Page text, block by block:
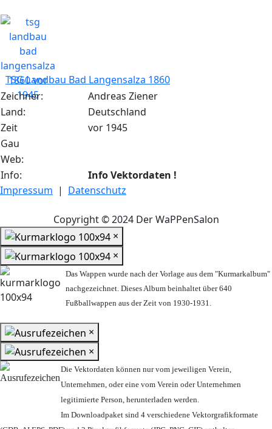
TSG Landbau Bad Langensalza 1860
Zeichner:
Andreas Ziener
Land:
Deutschland
Zeit
vor 1945
Gau
Web:
Info:
Info Vektordaten !
Impressum | Datenschutz
Copyright © 2024 Der WaPPenSalon
×
×
Das Wappen wurde nach der Vorlage aus dem "Kurmarkalbum"
nachgezeichnet. Dieses Album beinhaltet über 640
Fußballwappen aus der Zeit von 1930-1931.
×
×
Die Vektordaten können nur vom jeweiligen Verein,
Unternehmen, oder eine vom Verein oder Unternehmen
legitimierte Person, herunterladen werden.
Im Downloadpaket sind 4 verschiedene Vektorgrafikformate